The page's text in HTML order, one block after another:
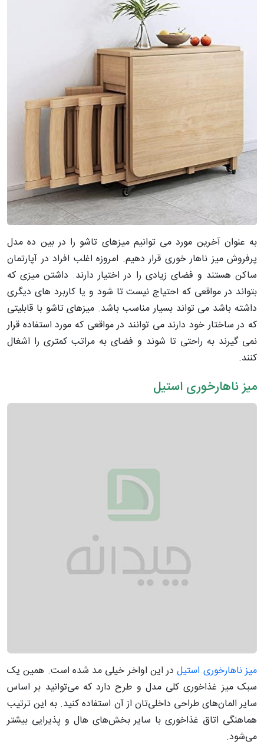
به عنوان آخرین مورد می توانیم میزهای تاشو را در بین ده مدل
پرفروش میز ناهار خوری قرار دهیم. امروزه اغلب افراد در آپارتمان
ساکن هستند و فضای زیادی را در اختیار دارند. داشتن میزی که
بتواند در مواقعی که احتیاج نیست تا شود و یا کاربرد های دیگری
داشته باشد می تواند بسیار مناسب باشد. میزهای تاشو با قابلیتی
که در ساختار خود دارند می توانند در مواقعی که مورد استفاده قرار
نمی گیرند به راحتی تا شوند و فضای به مراتب کمتری را اشغال
کنند.
میز ناهارخوری استیل
میز ناهارخوری استیلدر این اواخر خیلی مد شده است. همین یک
سبک میز غذاخوری کلی مدل و طرح دارد که می‌توانید بر اساس
سایر المان‌های طراحی داخلی‌تان از آن استفاده کنید. به این ترتیب
هماهنگی اتاق غذاخوری با سایر بخش‎‌های هال و پذیرایی بیشتر
می‌شود.